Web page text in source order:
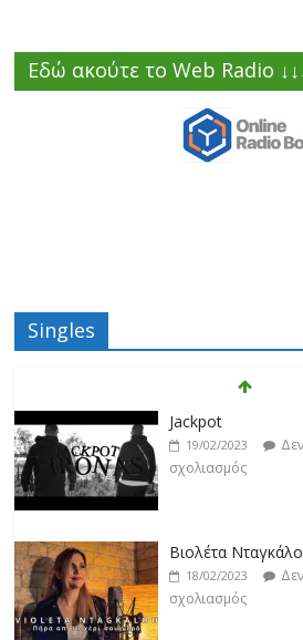
Εδώ ακούτε το Web Radio
Singles
Βιολέτα Νταγκάλου
18/02/2023
σχολιασμός
Κατερίνα Λιόλιου
17/02/2023
σχολιασμός